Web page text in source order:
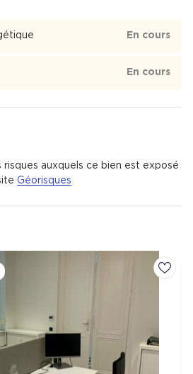
% des habitants sont
En cours
En cours
risques auxquels ce bien est exposé
Géorisques